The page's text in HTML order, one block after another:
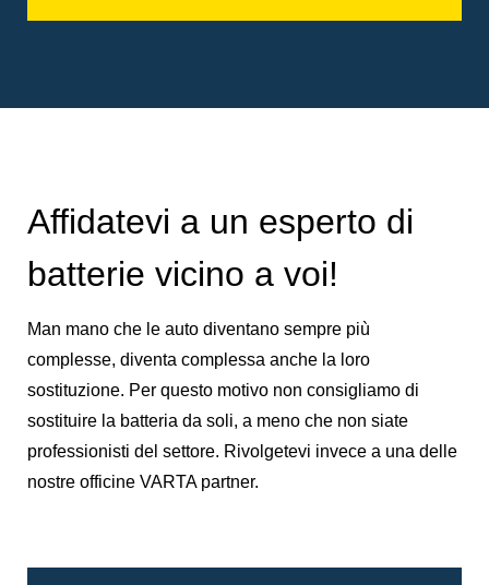
Affidatevi a un esperto di
batterie vicino a voi!
Man mano che le auto diventano sempre più
complesse, diventa complessa anche la loro
sostituzione. Per questo motivo non consigliamo di
sostituire la batteria da soli, a meno che non siate
professionisti del settore. Rivolgetevi invece a una delle
nostre officine VARTA partner.